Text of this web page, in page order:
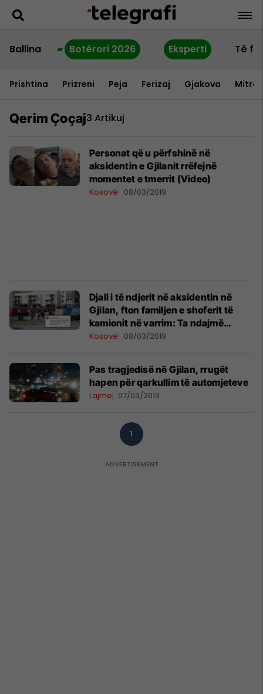
Ballina Botërori 2026 Eksperti Të
Prishtina Prizreni Peja Ferizaj Gjakova
Qerim Çoçaj3 Artikuj
Personat që u përfshinë në
aksidentin e Gjilanit rrëfejnë
momentet e tmerrit (Video)
Kosovë 08/03/2019
Djali i të ndjerit në aksidentin në
Gjilan, fton familjen e shoferit të
kamionit në varrim: Ta ndajmë
dhimbjen bashkë
Kosovë 08/03/2019
Pas tragjedisë në Gjilan, rrugët
hapen për qarkullim të automjeteve
Lajme 07/03/2019
1